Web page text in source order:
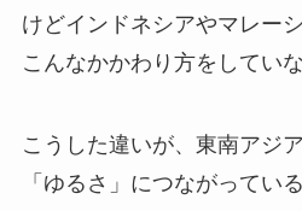
けどインドネシアやマレー
こんなかかわり方をしていな
こうした違いが、東南アジ
「ゆるさ」につながってい